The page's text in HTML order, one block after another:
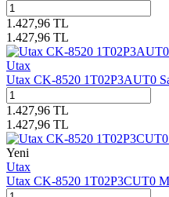
1.427,96 TL
1.427,96 TL
Utax
Utax CK-8520 1T02P3AUT0
1.427,96 TL
1.427,96 TL
Yeni
Utax
Utax CK-8520 1T02P3CUT0